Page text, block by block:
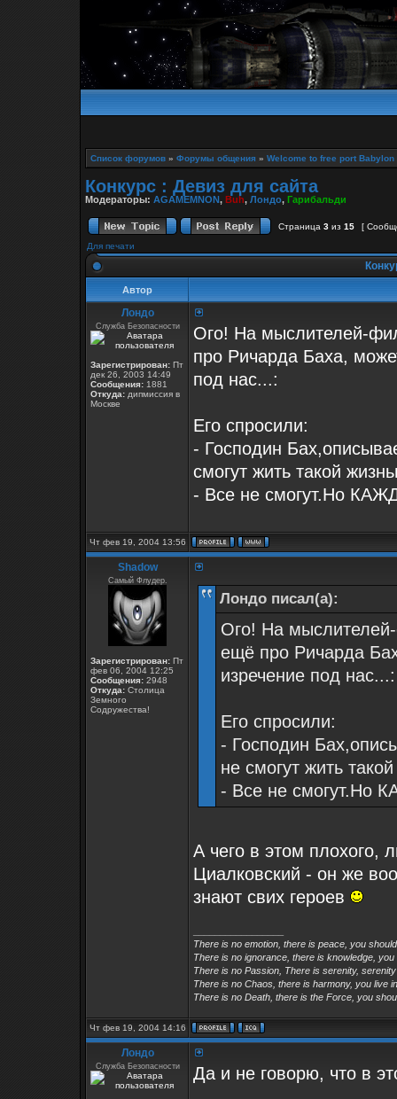
Список форумов » Форумы общения » Welcome to free port Babylon
Конкурс : Девиз для сайта
Модераторы: AGAMEMNON, Buh, Лондо, Гарибальди
Страница 3 из 15
[
Для печати
Автор
Лондо
Служба Безопасности
Зарегистрирован: Пт
дек 26, 2003 14:49
Сообщения: 1881
Откуда: дипмиссия в
Москве
Ого! На мыслителей-
про Ричарда Баха,
под нас...:
Его спросили:
- Господин
смогут жить такой
- Все не смогут.Но
Чт фев 19, 2004 13:56
Shadow
Самый Флудер.
Зарегистрирован: Пт
фев 06, 2004 12:25
Сообщения: 2948
Откуда: Столица
Земного
Содружества!
Лондо писал(а):
Ого! На
ещё про Ричарда
изречение под нас...:
Его спросили:
- Господин
не смогут жить
- Все не смогут.Но
А чего в этом плохого,
Циалковский - он же
знают свих героев
There is no emotion, there is peace, you
There is no ignorance, there is knowledge,
There is no Passion, There is serenity,
There is no Chaos, there is harmony, you live
There is no Death, there is the Force, you
Чт фев 19, 2004 14:16
Лондо
Служба Безопасности Да и не говорю, что в